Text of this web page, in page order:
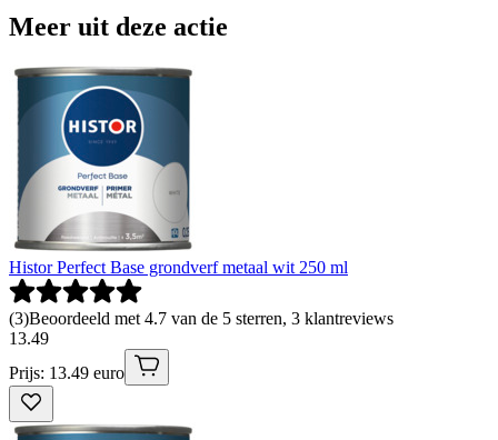
Meer uit deze actie
Histor Perfect Base grondverf metaal wit 250 ml
(3)Beoordeeld met 4.7 van de 5 sterren, 3 klantreviews
13.49
Prijs: 13.49 euro